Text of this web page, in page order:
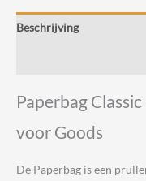
der
Meulen
aantal
Beschrijving
Paperbag
voor Goods
De Paperbag is een